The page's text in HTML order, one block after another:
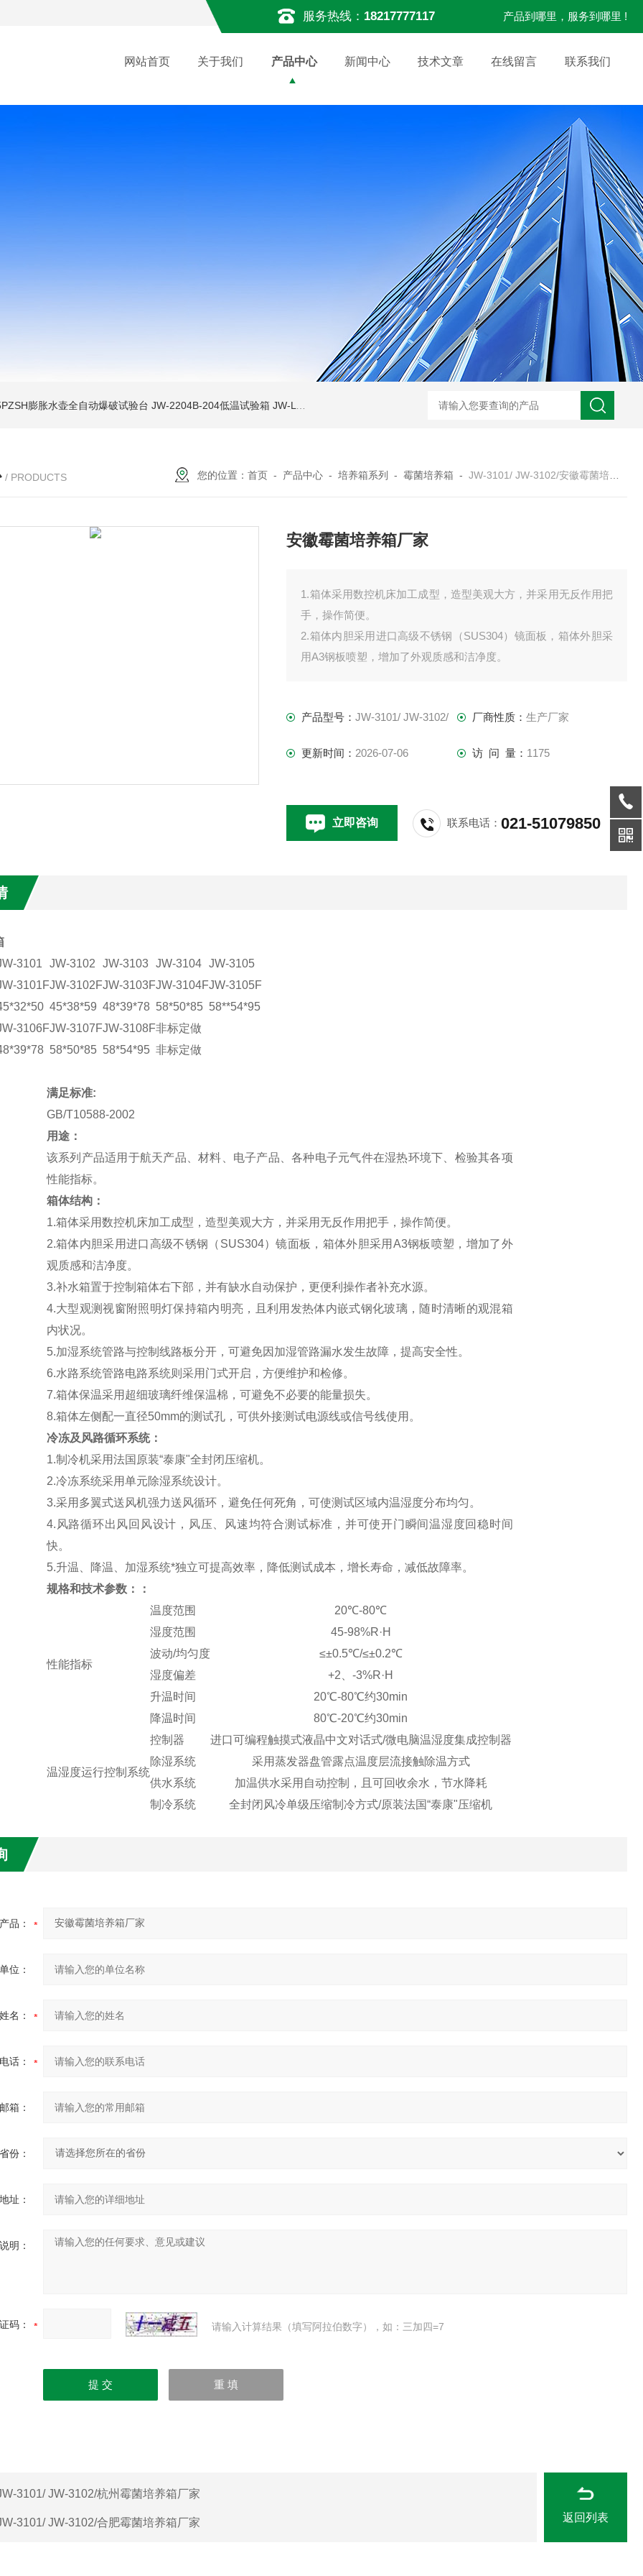
服务热线： 18217777117 产品到哪里，服务到哪里 !
网站首页 关于我们 产品中心 新闻中心 技术文章 在线留言 联系我们
膨胀水壶全自动爆破试验台 JW-2204B-204低温试验箱 JW-LY-JZX955储能集装箱、新能源箱变淋雨试验房 JW-5405A复合盐雾试验箱
/ PRODUCTS 您的位置：首页 - 产品中心 -培养箱系列 -霉菌培养箱 -JW-3101/ JW-3102/安徽霉菌培养箱厂家
安徽霉菌培养箱厂家
1.箱体采用数控机床加工成型，造型美观大方，并采用无反作用把
手，操作简便。
2.箱体内胆采用进口高级不锈钢（SUS304）镜面板，箱体外胆采
用A3钢板喷塑，增加了外观质感和洁净度。
4.大型观测视窗附照明灯保持箱内明亮，且利用发热体内嵌式钢化
5.加湿系统管路与控制线路板分开，可避免因加湿管路漏水
产品型号：JW-3101/ JW-3102/ 厂商性质： 生产厂家
更新时间： 2026-07-06 访 问 量： 1175
立即咨询 联系电话：021-51079850
3101
JW-3102 JW-3103 JW-3104
JW-3105
3101FJW-3102FJW-3103FJW-3104FJW-3105F
45*38*59 48*39*78 58*50*85 58**54*95
3106FJW-3107FJW-3108F非标定做
58*50*85 58*54*95 非标定做
满足标准:
GB/T10588-2002
用途：
该系列产品适用于航天产品、材料、电子产品、各种电子元气件在湿热环境下、检验其各项
性能指标。
箱体结构：
1.箱体采用数控机床加工成型，造型美观大方，并采用无反作用把手，操作简便。
2.箱体内胆采用进口高级不锈钢（SUS304）镜面板，箱体外胆采用A3钢板喷塑，增加了外
观质感和洁净度。
3.补水箱置于控制箱体右下部，并有缺水自动保护，更便利操作者补充水源。
4.大型观测视窗附照明灯保持箱内明亮，且利用发热体内嵌式钢化玻璃，随时清晰的观混箱
内状况。
5.加湿系统管路与控制线路板分开，可避免因加湿管路漏水发生故障，提高安全性。
6.水路系统管路电路系统则采用门式开启，方便维护和检修。
7.箱体保温采用超细玻璃纤维保温棉，可避免不必要的能量损失。
8.箱体左侧配一直径50mm的测试孔，可供外接测试电源线或信号线使用。
冷冻及风路循环系统：
1.制冷机采用法国原装“泰康"全封闭压缩机。
2.冷冻系统采用单元除湿系统设计。
3.采用多翼式送风机强力送风循环，避免任何死角，可使测试区域内温湿度分布均匀。
4.风路循环出风回风设计，风压、风速均符合测试标准，并可使开门瞬间温湿度回稳时间
快。
5.升温、降温、加湿系统*独立可提高效率，降低测试成本，增长寿命，减低故障率。
规格和技术参数：：
性能指标
温度范围
20℃-80℃
湿度范围
45-98%R·H
波动/均匀度
≤±0.5℃/≤±0.2℃
湿度偏差
+2、-3%R·H
升温时间
20℃-80℃约30min
降温时间
80℃-20℃约30min
温湿度运行控制系统
控制器
进口可编程触摸式液晶中文对话式/微电脑温湿度集成控制器
除湿系统
采用蒸发器盘管露点温度层流接触除温方式
供水系统
加温供水采用自动控制，且可回收余水，节水降耗
制冷系统
全封闭风冷单级压缩制冷方式/原装法国“泰康"压缩机
产品：
位：
名：
话：
箱：
省份：
址：
明：
码： 请输入计算结果（填写阿拉伯数字），如：三加四=7
3101/ JW-3102/杭州霉菌培养箱厂家
3101/ JW-3102/合肥霉菌培养箱厂家 返回列表